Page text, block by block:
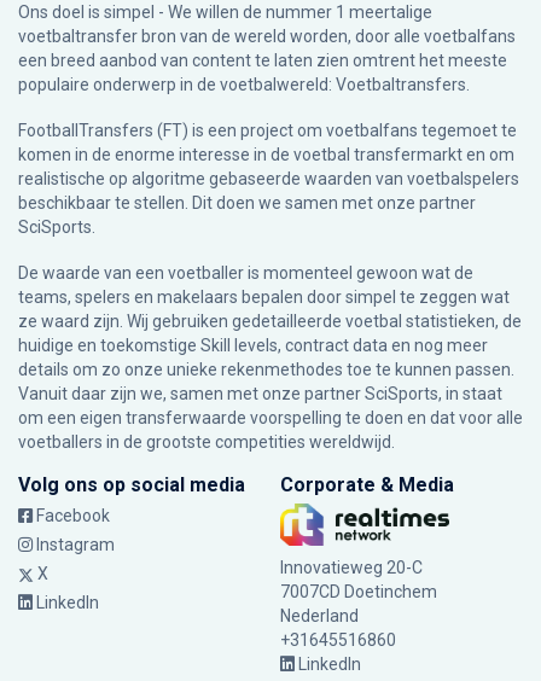
Ons doel is simpel - We willen de nummer 1 meertalige
voetbaltransfer bron van de wereld worden, door alle voetbalfans
een breed aanbod van content te laten zien omtrent het meeste
populaire onderwerp in de voetbalwereld: Voetbaltransfers.
FootballTransfers (FT) is een project om voetbalfans tegemoet te
komen in de enorme interesse in de voetbal transfermarkt en om
realistische op algoritme gebaseerde waarden van voetbalspelers
beschikbaar te stellen. Dit doen we samen met onze partner
SciSports
De waarde van een voetballer is momenteel gewoon wat de
teams, spelers en makelaars bepalen door simpel te zeggen wat
ze waard zijn. Wij gebruiken gedetailleerde voetbal statistieken, de
huidige en toekomstige Skill levels, contract data en nog meer
details om zo onze unieke rekenmethodes toe te kunnen passen.
Vanuit daar zijn we, samen met onze partner SciSports, in staat
om een eigen transferwaarde voorspelling te doen en dat voor alle
voetballers in de grootste competities wereldwijd.
Volg ons op social media
Facebook
Instagram
X
LinkedIn
Corporate & Media
Innovatieweg 20-C
7007CD Doetinchem
Nederland
+31645516860
LinkedIn